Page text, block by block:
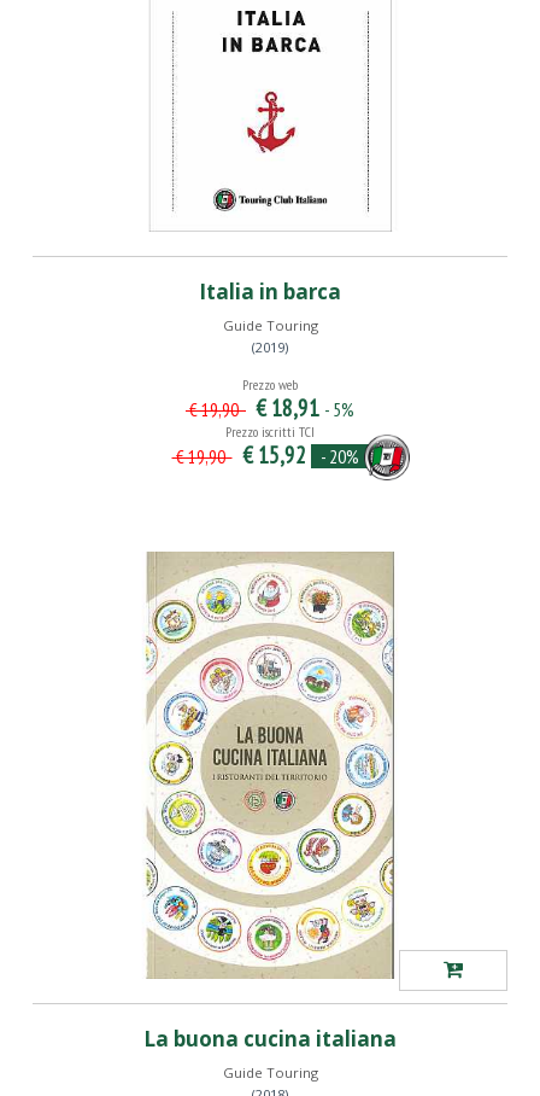
Italia in barca
Guide Touring
(2019)
Prezzo web
€ 19,90 € 18,91 - 5%
Prezzo iscritti TCI
€ 19,90 € 15,92 - 20%
La buona cucina italiana
Guide Touring